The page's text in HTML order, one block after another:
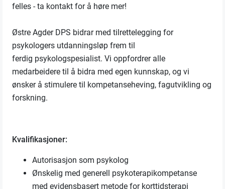
felles - ta kontakt for å høre mer!
Østre Agder DPS bidrar med tilrettelegging for
psykologers utdanningsløp frem til
ferdig psykologspesialist. Vi oppfordrer alle
medarbeidere til å bidra med egen kunnskap, og vi
ønsker å stimulere til kompetanseheving, fagutvikling og
forskning.
Kvalifikasjoner:
Autorisasjon som psykolog
Ønskelig med generell psykoterapikompetanse
med evidensbasert metode for korttidsterapi